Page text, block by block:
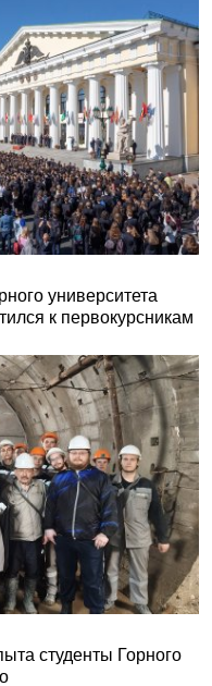
университета
к первокурсникам
студенты Горного